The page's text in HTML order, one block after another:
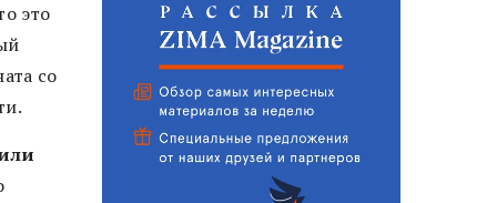
это
со